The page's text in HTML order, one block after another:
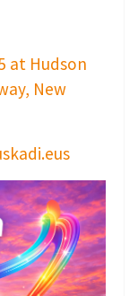
at Hudson
New